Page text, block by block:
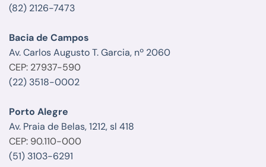
(82) 2126-7473
Bacia de Campos
Av. Carlos Augusto T. Garcia, nº 2060
CEP: 27937-590
(22) 3518-0002
Porto Alegre
Av. Praia de Belas, 1212, sl 418
CEP: 90.110-000
(51) 3103-6291